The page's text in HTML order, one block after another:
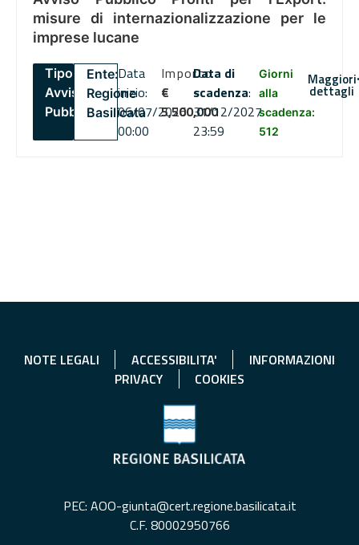
misure di internazionalizzazione per le
imprese lucane
Tipo:
Avviso
Pubblico
Ente:
Regione
Basilicata
Data
inizio:
06/07/2026
00:00
Importo
€
5,500,000
Data di
scadenza:
31/12/2027
23:59
Giorni
alla
scadenza:
512
Maggiori
dettagli
NOTE LEGALI ACCESSIBILITA'
INFORMAZIONI
PRIVACY
COOKIES
PEC: AOO-giunta@cert.regione.basilicata.it
C.F. 80002950766